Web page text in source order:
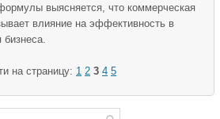
выясняется, что коммерческая
влияние на эффективность в
на страницу: 1 2 3 4 5